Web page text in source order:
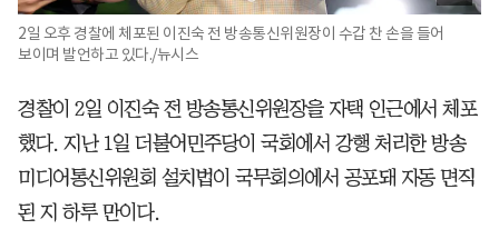
2일 오후 경찰에 체포된 이진숙 전 방송통신위원장이 수갑 찬 손을 들어
보이며 발언하고 있다./뉴시스
경찰이 2일 이진숙 전 방송통신위원장을 자택 인근에서 체포
했다. 지난 1일 더불어민주당이 국회에서 강행 처리한 방송
미디어통신위원회 설치법이 국무회의에서 공포돼 자동 면직
된 지 하루 만이다.